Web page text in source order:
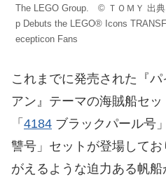
The LEGO Group. © ＴＯＭＹ 出典
p Debuts the LEGO® Icons
ecepticon Fans
これまでに発売された『
アン』テーマの海賊船セ
「 4184 ブラックパール号
讐号」セットが登場して
がえるような迫力ある帆